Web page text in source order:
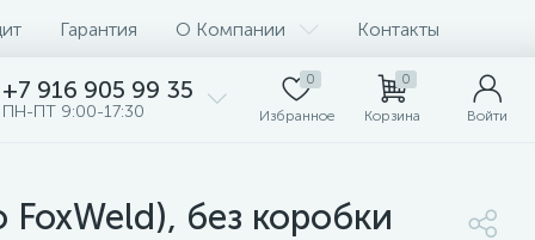
Гарантия О Компании Контакты
+7 916 905 99 35
ПН-ПТ 9:00-17:30
0
Избранное
0
Корзина Войти
без коробки